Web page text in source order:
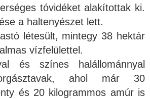
tóvidéket alakítottak ki.
a haltenyészet lett.
létesült, mintegy 38 hektár
vízfelülettel.
és színes halállománnyal
ahol már 30
és 20 kilogrammos amúr is